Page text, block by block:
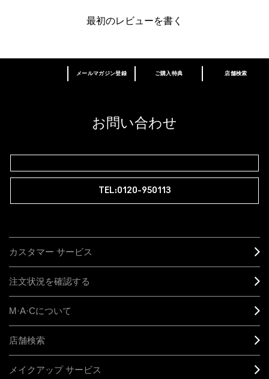
最初のレビューを書く
あなたはM･A･Cラバー ロイヤリティ プログ
登録後の初回購入時に10%OFF
メールマガジン登録 ご購入特典 店舗検索
お問い合わせ
TEL:0120-950113
カスタマー サービス
注文状況を確認する
M·A·Cについて
店舗検索
メイクアップ サービス